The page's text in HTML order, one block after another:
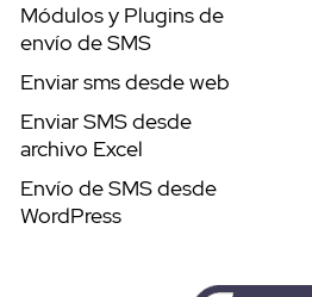
Módulos y Plugins de
envío de SMS
Enviar sms desde web
Enviar SMS desde
archivo Excel
Envío de SMS desde
WordPress